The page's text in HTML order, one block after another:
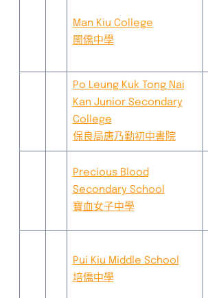
Man Kiu College
閩僑中學
Po Leung Kuk Tong Nai
Kan Junior Secondary
College
保良局唐乃勤初中書院
Precious Blood
Secondary School
寶血女子中學
Pui Kiu Middle School
培僑中學